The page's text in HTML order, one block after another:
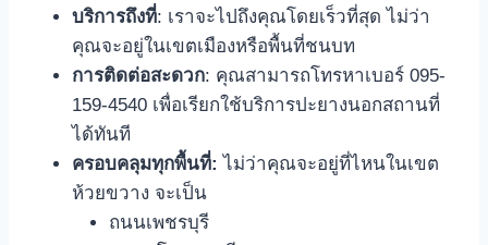
บริการถึงที่: เราจะไปถึงคุณโดยเร็วที่สุด ไม่ว่า
คุณจะอยู่ในเขตเมืองหรือพื้นที่ชนบท
การติดต่อสะดวก: คุณสามารถโทรหาเบอร์ 095-
159-4540 เพื่อเรียกใช้บริการปะยางนอกสถานที่
ได้ทันที
ครอบคลุมทุกพื้นที่: ไม่ว่าคุณจะอยู่ที่ไหนในเขต
ห้วยขวาง จะเป็น
ถนนเพชรบุรี